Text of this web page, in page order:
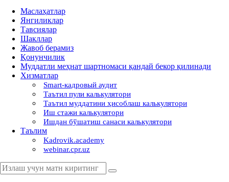
Маслаҳатлар
Янгиликлар
Тавсиялар
Шакллар
Жавоб берамиз
Қонунчилик
Муддатли меҳнат шартномаси қандай бекор қилинади
Хизматлар
Smart-кадровый аудит
Таътил пули калькулятори
Таътил муддатини ҳисоблаш калькулятори
Иш стажи калькулятори
Ишдан бўшатиш санаси калькулятори
Таълим
Kadrovik.academy
webinar.cpr.uz